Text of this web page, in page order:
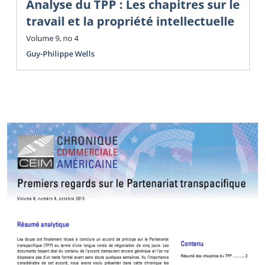
Analyse du TPP : Les chapitres sur le
travail et la propriété intellectuelle
Volume 9, no 4
Guy-Philippe Wells